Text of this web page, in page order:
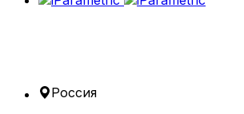
Россия